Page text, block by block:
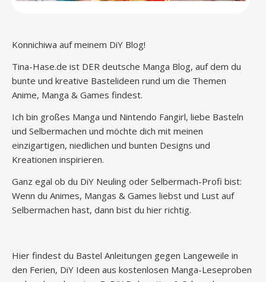
Konnichiwa auf meinem DiY Blog!
Tina-Hase.de ist DER deutsche Manga Blog, auf dem du
bunte und kreative Bastelideen rund um die Themen
Anime, Manga & Games findest.
Ich bin großes Manga und Nintendo Fangirl, liebe Basteln
und Selbermachen und möchte dich mit meinen
einzigartigen, niedlichen und bunten Designs und
Kreationen inspirieren.
Ganz egal ob du DiY Neuling oder Selbermach-Profi bist:
Wenn du Animes, Mangas & Games liebst und Lust auf
Selbermachen hast, dann bist du hier richtig.
Hier findest du Bastel Anleitungen gegen Langeweile in
den Ferien, DiY Ideen aus kostenlosen Manga-Leseproben